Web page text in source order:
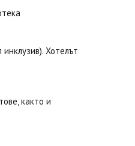
Хотелът
както и